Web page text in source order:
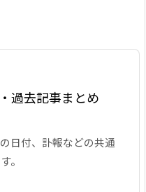
過去記事まとめ
日付、訃報などの共通
。